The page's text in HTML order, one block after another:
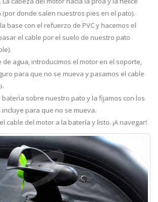
(por donde salen nuestros pies en el pato).
base con el refuerzo de PVC y hacemos el
el cable por el suelo de nuestro pato
de agua, introducimos el motor en el soporte,
para que no se mueva y pasamos el cable
batería sobre nuestro pato y la fijamos con los
para que no se mueva.
cable del motor a la batería y listo. ¡A navegar!